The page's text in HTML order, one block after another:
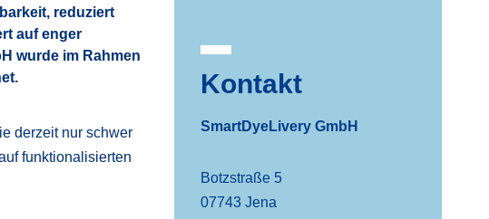
reduziert
auf enger
wurde im Rahmen
derzeit nur schwer
funktionalisierten
Kontakt
SmartDyeLivery GmbH
Botzstraße 5
07743 Jena